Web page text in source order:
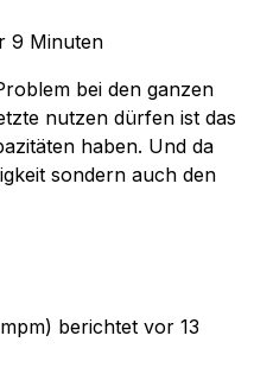
9 Minuten
bei den ganzen
nutzen dürfen ist das
haben. Und da
sondern auch den
berichtet vor 13